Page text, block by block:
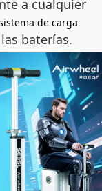
a cualquier
de carga
baterías.